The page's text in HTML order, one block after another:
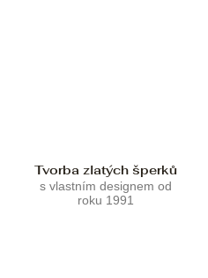
Tvorba zlatých šperků
s vlastním designem od
roku 1991